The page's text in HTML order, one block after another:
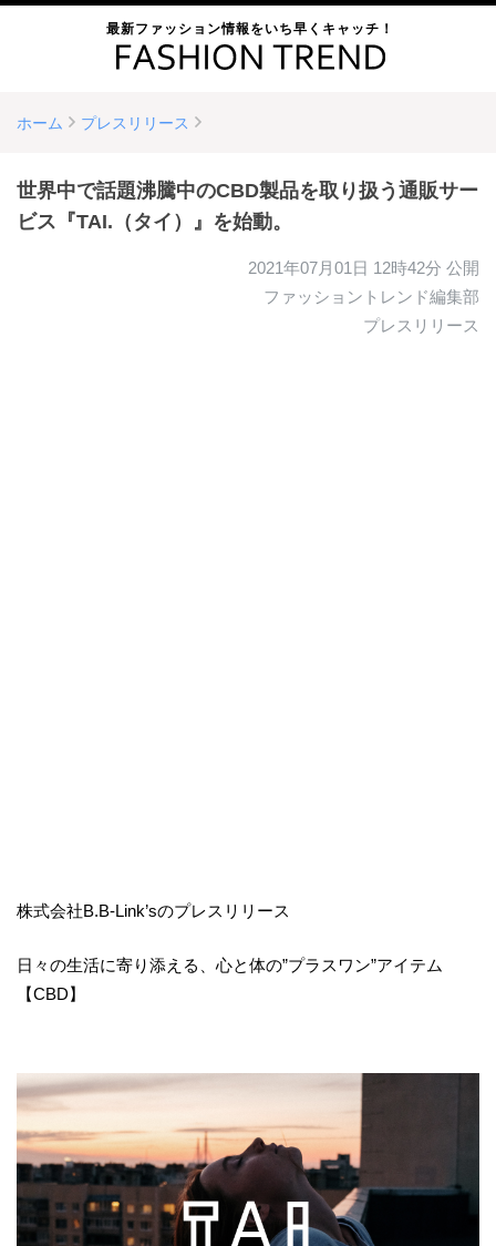
最新ファッション情報をいち早くキャッチ！
ホーム プレスリリース
世界中で話題沸騰中のCBD製品を取り扱う通販サー
ビス『TAI.（タイ）』を始動。
2021年07月01日 12時42分 公開
ファッショントレンド編集部
プレスリリース
株式会社B.B-Link’sのプレスリリース
日々の生活に寄り添える、心と体の”プラスワン”アイテム
【CBD】